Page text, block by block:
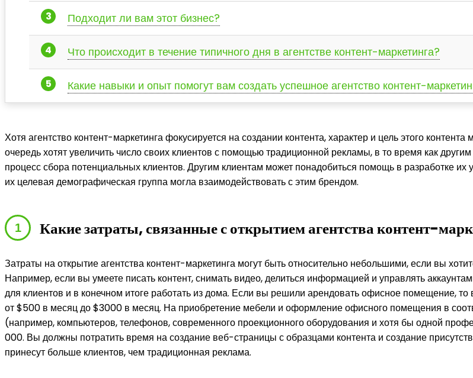
Подходит ли вам этот бизнес?
Что происходит в течение типичного дня в агентстве контент-маркетинга?
Какие навыки и опыт помогут вам создать успешное агентство контент-
Хотя агентство контент-маркетинга фокусируется на создании контента, характер и цель этого
очередь хотят увеличить число своих клиентов с помощью традиционной рекламы, в то время как
процесс сбора потенциальных клиентов. Другим клиентам может понадобиться помощь в разработке их
их целевая демографическая группа могла взаимодействовать с этим брендом.
Какие затраты, связанные с открытием агентства контент-
Затраты на открытие агентства контент-маркетинга могут быть относительно небольшими, если вы
Например, если вы умеете писать контент, снимать видео, делиться информацией и управлять
для клиентов и в конечном итоге работать из дома. Если вы решили арендовать офисное помещение,
от $500 в месяц до $3000 в месяц. На приобретение мебели и оформление офисного помещения в
(например, компьютеров, телефонов, современного проекционного оборудования и хотя бы одной
000. Вы должны потратить время на создание веб-страницы с образцами контента и создание
принесут больше клиентов, чем традиционная реклама.